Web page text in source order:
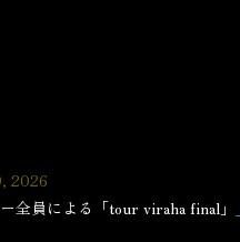
2026
全員による「tour viraha final」